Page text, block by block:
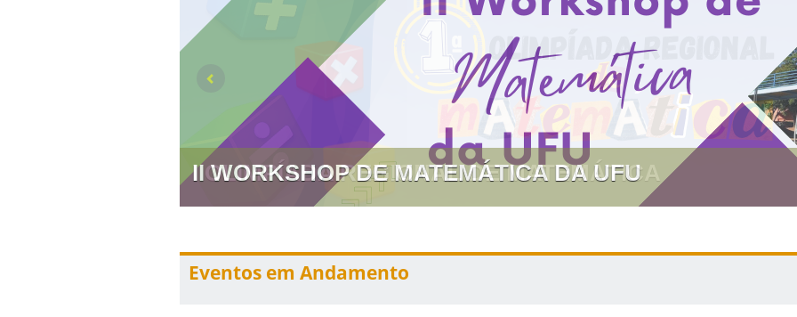
II WORKSHOP DE MATEMÁTICA DA UFU
Eventos em Andamento